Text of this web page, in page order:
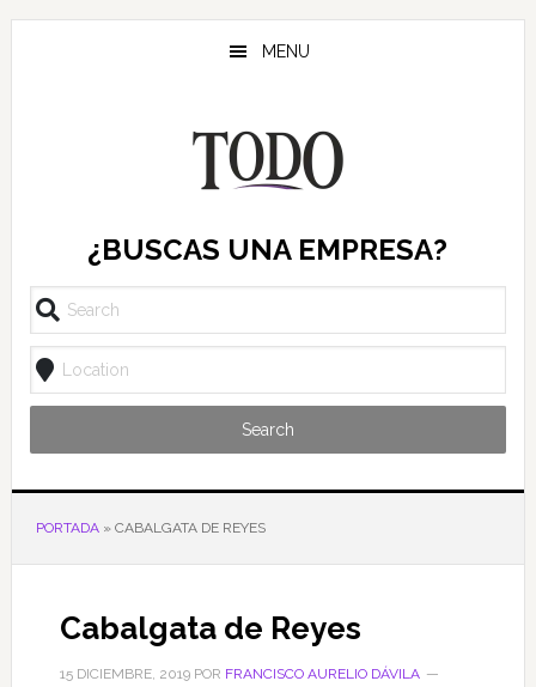
Saltar
Saltar
Saltar
MENU
¿BUSCAS UNA EMPRESA?
Search
PORTADA» CABALGATA DE REYES
Cabalgata de Reyes
15 DICIEMBRE, 2019POR FRANCISCO AURELIO DÁVILA